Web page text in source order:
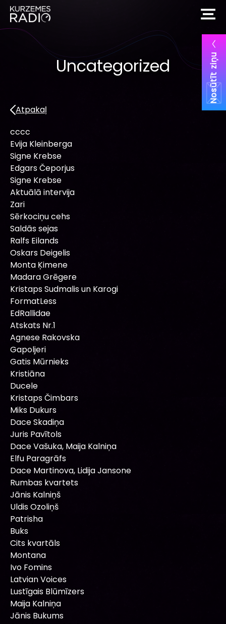
Nosūtīt ziņu
Uncategorized
Atpakaļ
cccc
Evija Kleinberga
Signe Krebse
Edgars Čeporjus
Signe Krebse
Aktuālā intervija
Zari
Sērkociņu cehs
Saldās sejas
Ralfs Eilands
Oskars Deigelis
Monta Ķimene
Madara Grēgere
Kristaps Sudmalis un Karogi
FormatLess
EdRallidae
Atskats Nr.1
Agnese Rakovska
Gapoljeri
Gatis Mūrnieks
Kristiāna
Ducele
Kristaps Čimbars
Miks Dukurs
Dace Skadiņa
Juris Pavītols
Dace Vašuka, Maija Kalniņa
Elfu Paragrāfs
Dace Martinova, Lidija Jansone
Rumbas kvartets
Jānis Kalniņš
Uldis Ozoliņš
Patrisha
Buks
Cits kvartāls
Montana
Ivo Fomins
Latvian Voices
Lustīgais Blūmīzers
Maija Kalniņa
Jānis Bukums